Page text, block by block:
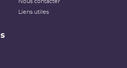
Nous contacter
Liens utiles